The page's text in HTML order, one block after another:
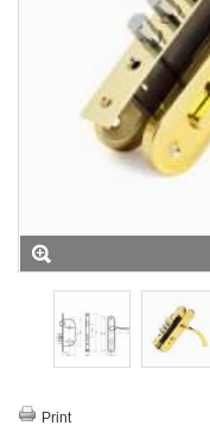
Print